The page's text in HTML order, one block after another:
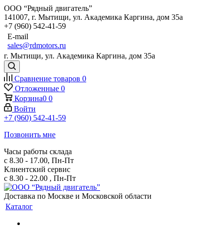
ООО “Рядный двигатель”
141007, г. Мытищи, ул. Академика Каргина, дом 35а
+7 (960) 542-41-59
E-mail
sales@rdmotors.ru
г. Мытищи, ул. Академика Каргина, дом 35а
Сравнение товаров 0
Отложенные 0
Корзина0 0
Войти
+7 (960) 542-41-59
Позвонить мне
Часы работы склада
с 8.30 - 17.00, Пн-Пт
Клиентский сервис
с 8.30 - 22.00 , Пн-Пт
Доставка по Москве и Московской области
Каталог